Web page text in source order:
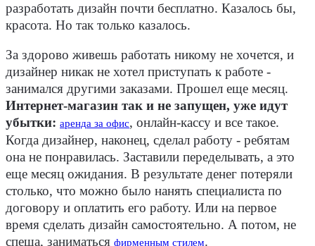
разработать дизайн почти бесплатно. Казалось бы,
красота. Но так только казалось.
За здорово живешь работать никому не хочется, и
дизайнер никак не хотел приступать к работе -
занимался другими заказами. Прошел еще месяц.
Интернет-магазин так и не запущен, уже идут
убытки: аренда за офис, онлайн-кассу и все такое.
Когда дизайнер, наконец, сделал работу - ребятам
она не понравилась. Заставили переделывать, а это
еще месяц ожидания. В результате денег потеряли
столько, что можно было нанять специалиста по
договору и оплатить его работу. Или на первое
время сделать дизайн самостоятельно. А потом, не
спеша, заниматься фирменным стилем.